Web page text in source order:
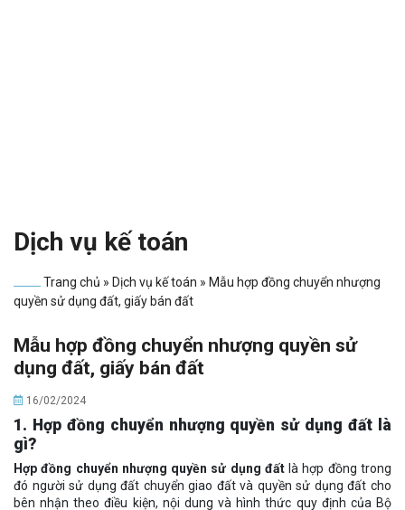
Dịch vụ kế toán
Trang chủ » Dịch vụ kế toán » Mẫu hợp đồng chuyển nhượng
quyền sử dụng đất, giấy bán đất
Mẫu hợp đồng chuyển nhượng quyền sử
dụng đất, giấy bán đất
16/02/2024
1. Hợp đồng chuyển nhượng quyền sử dụng đất là
gì?
Hợp đồng chuyển nhượng quyền sử dụng đấtlà hợp đồng trong
đó người sử dụng đất chuyển giao đất và quyền sử dụng đất cho
bên nhận theo điều kiện, nội dung và hình thức quy định của Bộ